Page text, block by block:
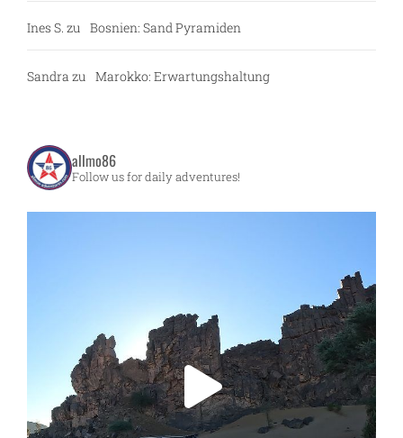
Ines S. zu Bosnien: Sand Pyramiden
Sandra zu Marokko: Erwartungshaltung
allmo86
Follow us for daily adventures!